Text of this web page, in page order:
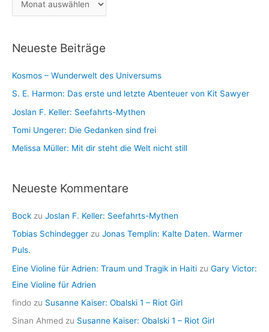
e
r
h
v
Neueste Beiträge
Kosmos – Wunderwelt des Universums
S. E. Harmon: Das erste und letzte Abenteuer von Kit Sawyer
Joslan F. Keller: Seefahrts-Mythen
Tomi Ungerer: Die Gedanken sind frei
Melissa Müller: Mit dir steht die Welt nicht still
Neueste Kommentare
Bock zu Joslan F. Keller: Seefahrts-Mythen
Tobias Schindegger zu Jonas Templin: Kalte Daten. Warmer
Puls.
Eine Violine für Adrien: Traum und Tragik in Haiti zu Gary Victor:
Eine Violine für Adrien
findo zu Susanne Kaiser: Obalski 1 – Riot Girl
Sinan Ahmed zu Susanne Kaiser: Obalski 1 – Riot Girl